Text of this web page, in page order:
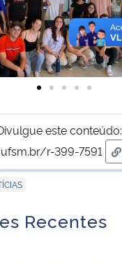
este conteúdo:
r-399-7591
Recentes